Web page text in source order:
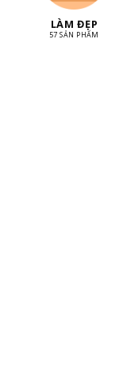
LÀM ĐẸP
57 SẢN PHẨM